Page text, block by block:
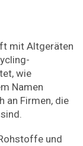
mit Altgeräten
wie
Namen
an Firmen, die
und